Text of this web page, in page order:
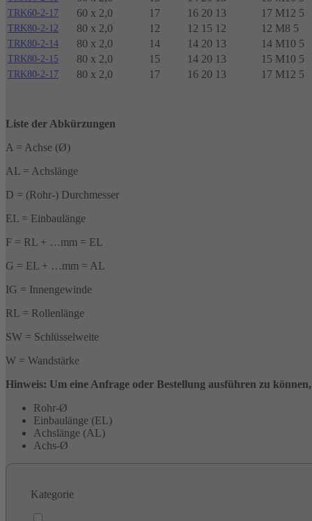
TRK60-2-17 60 x 2,0 17 16 20 13 17 M12 5
TRK80-2-12 80 x 2,0 12 12 15 12 12 M8 5
TRK80-2-14 80 x 2,0 14 14 20 13 14 M10 5
TRK80-2-15 80 x 2,0 15 14 20 13 15 M10 5
TRK80-2-17 80 x 2,0 17 16 20 13 17 M12 5
Liste der Abkürzungen
A = Achse (Ø)
AL = Achslänge
D = (Rohr-) Durchmesser
EL = Einbaulänge
F = RL + …mm = EL
G = EL + …mm = AL
IG = Innengewinde
RL = Rollenlänge
SW = Schlüsselweite
W = Wandstärke
Hinweis: Um eine Anfrage oder Bestellung ausführen zu
Rohr-Ø
Einbaulänge (EL)
Achslänge (AL)
Achs-Ø
Kategorie